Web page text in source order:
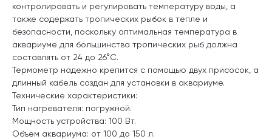
контролировать и регулировать температуру воды, а
также содержать тропических рыбок в тепле и
безопасности, поскольку оптимальная температура в
аквариуме для большинства тропических рыб должна
составлять от 24 до 26°C.
Термометр надежно крепится с помощью двух присосок, а
длинный кабель создан для установки в аквариуме.
Технические характеристики:
Тип нагревателя: погружной.
Мощность устройства: 100 Вт.
Объем аквариума: от 100 до 150 л.